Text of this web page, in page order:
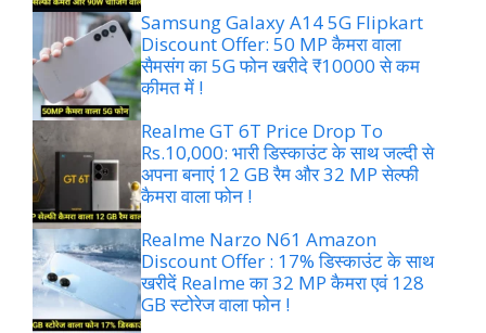
Samsung Galaxy A14 5G Flipkart
Discount Offer: 50 MP कैमरा वाला
सैमसंग का 5G फोन खरीदे ₹10000 से कम
कीमत में !
Realme GT 6T Price Drop To
Rs.10,000: भारी डिस्काउंट के साथ जल्दी से
अपना बनाएं 12 GB रैम और 32 MP सेल्फी
कैमरा वाला फोन !
Realme Narzo N61 Amazon
Discount Offer : 17% डिस्काउंट के साथ
खरीदें Realme का 32 MP कैमरा एवं 128
GB स्टोरेज वाला फोन !